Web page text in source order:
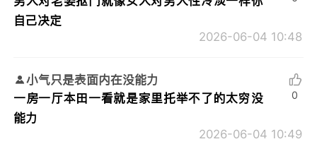
自己决定
2026-06-04 10:48
小气只是表面内在没能力
一房一厅本田一看就是家里托举不了的太穷没
能力
2026-06-04 10:49
0